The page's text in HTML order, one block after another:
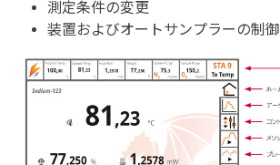
測定条件の変更
装置およびオートサンプラーの制御